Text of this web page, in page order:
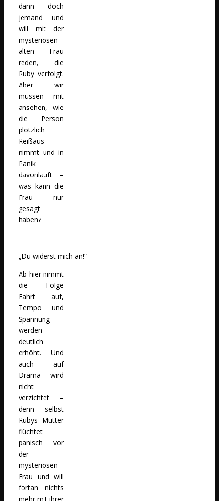
dann doch
jemand und
will mit der
mysteriösen
alten Frau
reden, die
Ruby verfolgt.
Aber wir
müssen mit
ansehen, wie
die Person
plötzlich
Reißaus
nimmt und in
Panik
davonläuft –
was kann die
Frau nur
gesagt
haben?
„Du widerst mich an!“
Ab hier nimmt
die Folge
Fahrt auf,
Tempo und
Spannung
werden
deutlich
erhöht. Und
auch auf
Drama wird
nicht
verzichtet –
denn selbst
Rubys Mutter
flüchtet
panisch vor
der
mysteriösen
Frau und will
fortan nichts
mehr mit ihrer